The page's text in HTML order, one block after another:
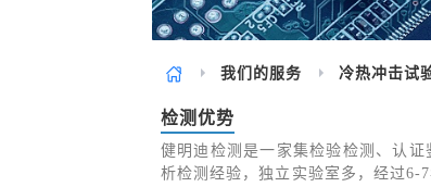
我们的服务 冷热冲击试
检测优势
健明迪检测是一家集检验检测、认
析检测经验，独立实验室多，经过6-